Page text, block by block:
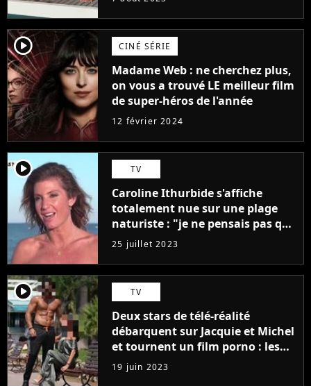
player2 CINÉ SÉRIE
Madame Web : ne cherchez plus,
on vous a trouvé LE meilleur film
de super-héros de l'année
12 février 2024
player2 TV
Caroline Ithurbide s'affiche
totalement nue sur une plage
naturiste : "je ne pensais pas que
j'arriverais à le faire..."
25 juillet 2023
player2 TV
Deux stars de télé-réalité
débarquent sur Jacquie et Michel
et tournent un film porno : les
premières images du tournage
(exclu)
19 juin 2023